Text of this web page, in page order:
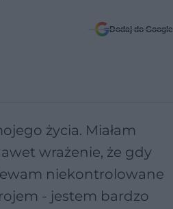
Dodaj do Google
życia. Miałam
wrażenie, że gdy
niekontrolowane
- jestem bardzo